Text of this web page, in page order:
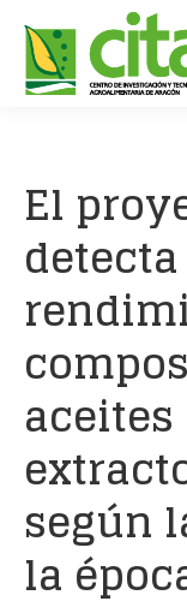
El
según
la